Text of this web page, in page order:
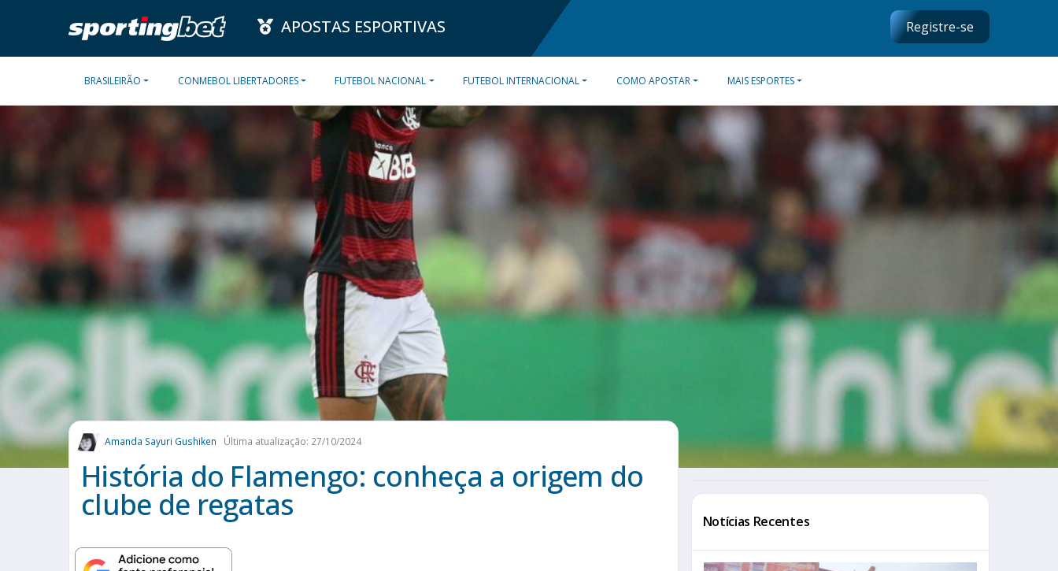
APOSTAS ESPORTIVAS Registre-se
BRASILEIRÃO CONMEBOL LIBERTADORES FUTEBOL NACIONAL FUTEBOL INTERNACIONAL COMO APOSTAR MAIS ESPORTES
Amanda Sayuri Gushiken Última atualização: 27/10/2024
História do Flamengo: conheça a origem do
clube de regatas Notícias Recentes